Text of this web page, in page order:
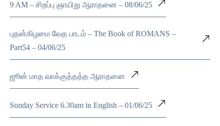
9 AM – சிறப்பு ஞாயிறு ஆராதனை – 08/06/25
புதன்கிழமை வேத பாடம் – The Book of ROMANS –
Part54 – 04/06/25
ஜூன் மாத வாக்குத்தத்த ஆராதனை
Sunday Service 6.30am in English – 01/06/25